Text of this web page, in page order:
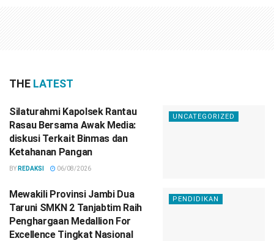
THE LATEST
UNCATEGORIZED
Silaturahmi Kapolsek Rantau
Rasau Bersama Awak Media:
diskusi Terkait Binmas dan
Ketahanan Pangan
BY REDAKSI 06/08/2026
PENDIDIKAN
Mewakili Provinsi Jambi Dua
Taruni SMKN 2 Tanjabtim Raih
Penghargaan Medallion For
Excellence Tingkat Nasional